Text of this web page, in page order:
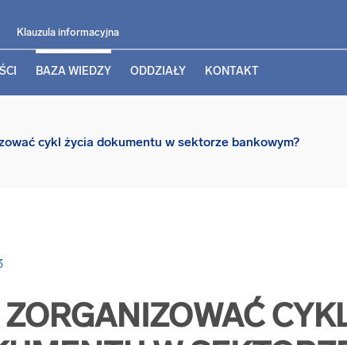
Klauzula informacyjna
BAZA WIEDZY ODDZIAŁY KONTAKT
cykl życia dokumentu w sektorze bankowym?